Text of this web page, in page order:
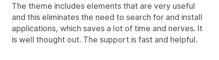
The theme includes elements that are very useful
and this eliminates the need to search for and install
applications, which saves a lot of time and nerves. It
is well thought out. The support is fast and helpful.